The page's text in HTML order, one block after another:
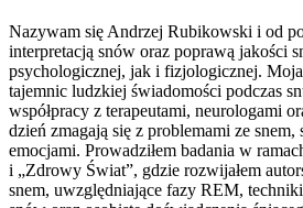
Nazywam się Andrzej Rubikowski i od
interpretacją snów oraz poprawą jakości
psychologicznej, jak i fizjologicznej.
tajemnic ludzkiej świadomości podczas
współpracy z terapeutami, neurologami
dzień zmagają się z problemami ze snem,
emocjami. Prowadziłem badania w
i „Zdrowy Świat”, gdzie rozwijałem
snem, uwzględniające fazy REM,